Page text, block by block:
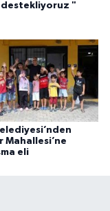
destekliyoruz "
Mahallesi’ne
eli